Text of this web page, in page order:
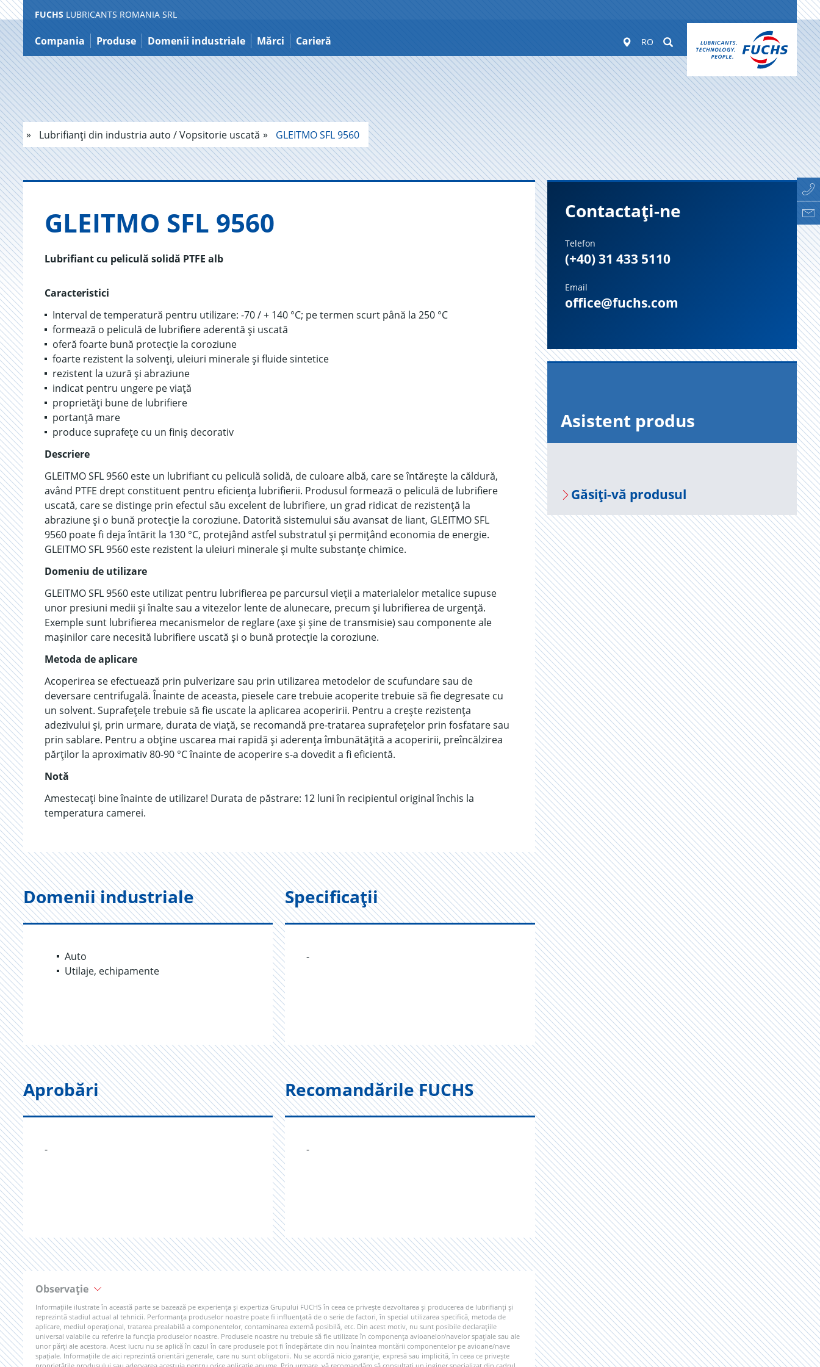
Sărire
la
conținut
FUCHS LUBRICANTS ROMANIA SRL
Compania Produse Domenii industriale Mărci Carieră Worldwide
RO Suchen
Lubrifianți din industria auto / Vopsitorie uscată GLEITMO SFL 9560
GLE­ITMO SFL 9560
Lubrifiant cu peliculă solidă PTFE alb
Caracteristici
Interval de temperatură pentru utilizare: -70 / + 140 °C; pe termen scurt până la 250 °C
formează o peliculă de lubrifiere aderentă și uscată
oferă foarte bună protecție la coroziune
foarte rezistent la solvenți, uleiuri minerale și fluide sintetice
rezistent la uzură și abraziune
indicat pentru ungere pe viață
proprietăți bune de lubrifiere
portanță mare
produce suprafețe cu un finiș decorativ
Descriere
GLEITMO SFL 9560 este un lubrifiant cu peliculă solidă, de culoare albă, care se întărește la căldură,
având PTFE drept constituent pentru eficiența lubrifierii. Produsul formează o peliculă de lubrifiere
uscată, care se distinge prin efectul său excelent de lubrifiere, un grad ridicat de rezistență la
abraziune și o bună protecție la coroziune. Datorită sistemului său avansat de liant, GLEITMO SFL
9560 poate fi deja întărit la 130 °C, protejând astfel substratul și permițând economia de energie.
GLEITMO SFL 9560 este rezistent la uleiuri minerale și multe substanțe chimice.
Domeniu de utilizare
GLEITMO SFL 9560 este utilizat pentru lubrifierea pe parcursul vieții a materialelor metalice supuse
unor presiuni medii și înalte sau a vitezelor lente de alunecare, precum și lubrifierea de urgență.
Exemple sunt lubrifierea mecanismelor de reglare (axe și șine de transmisie) sau componente ale
mașinilor care necesită lubrifiere uscată și o bună protecție la coroziune.
Metoda de aplicare
Acoperirea se efectuează prin pulverizare sau prin utilizarea metodelor de scufundare sau de
deversare centrifugală. Înainte de aceasta, piesele care trebuie acoperite trebuie să fie degresate cu
un solvent. Suprafețele trebuie să fie uscate la aplicarea acoperirii. Pentru a crește rezistența
adezivului și, prin urmare, durata de viață, se recomandă pre-tratarea suprafețelor prin fosfatare sau
prin sablare. Pentru a obține uscarea mai rapidă și aderența îmbunătățită a acoperirii, preîncălzirea
părților la aproximativ 80-90 °C înainte de acoperire s-a dovedit a fi eficientă.
Notă
Amestecați bine înainte de utilizare! Durata de păstrare: 12 luni în recipientul original închis la
temperatura camerei.
Domenii industriale
Auto
Utilaje, echipamente
Specificații
-
Aprobări
-
Recomandările FUCHS
-
Observație
Informațiile ilustrate în această parte se bazează pe experiența și expertiza Grupului FUCHS în ceea ce privește dezvoltarea și producerea de lubrifianți și
reprezintă stadiul actual al tehnicii. Performanța produselor noastre poate fi influențată de o serie de factori, în special utilizarea specifică, metoda de
aplicare, mediul operațional, tratarea prealabilă a componentelor, contaminarea externă posibilă, etc. Din acest motiv, nu sunt posibile declarațiile
universal valabile cu referire la funcția produselor noastre. Produsele noastre nu trebuie să fie utilizate în componența avioanelor/navelor spațiale sau ale
unor părți ale acestora. Acest lucru nu se aplică în cazul în care produsele pot fi îndepărtate din nou înaintea montării componentelor pe avioane/nave
spațiale. Informațiile de aici reprezintă orientări generale, care nu sunt obligatorii. Nu se acordă nicio garanție, expresă sau implicită, în ceea ce privește
Contactați-ne
Telefon
(+40) 31 433 5110
Email
office@fuchs.com
Asis­tent pro­dus
Gă­siți-vă pro­du­sul